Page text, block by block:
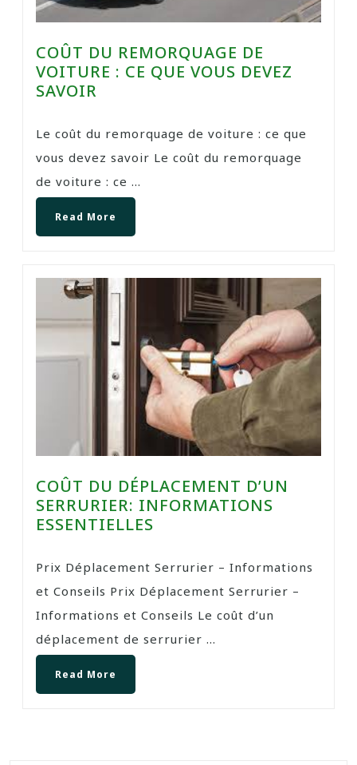
COÛT DU REMORQUAGE DE
VOITURE : CE QUE VOUS DEVEZ
SAVOIR
Le coût du remorquage de voiture : ce que
vous devez savoir Le coût du remorquage
de voiture : ce ...
Read More
COÛT DU DÉPLACEMENT D’UN
SERRURIER: INFORMATIONS
ESSENTIELLES
Prix Déplacement Serrurier – Informations
et Conseils Prix Déplacement Serrurier –
Informations et Conseils Le coût d’un
déplacement de serrurier ...
Read More